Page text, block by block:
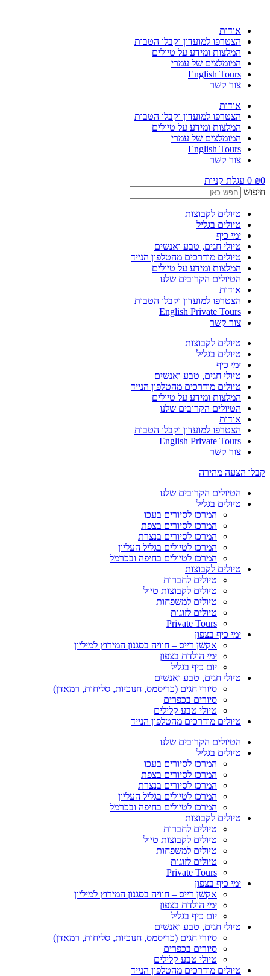
אודות
הצטרפו למועדון וקבלו הטבות
המלצות ומידע על טיולים
המומלצים של עמרי
English Tours
צור קשר
אודות
הצטרפו למועדון וקבלו הטבות
המלצות ומידע על טיולים
המומלצים של עמרי
English Tours
צור קשר
₪
0 עגלת קניות
חיפוש
טיולים לקבוצות
טיולים בגליל
ימי כיף
טיולי חגים, טבע ואנשים
טיולים מודרכים מהטלפון הנייד
המלצות ומידע על טיולים
הטיולים הקרובים שלנו
אודות
הצטרפו למועדון וקבלו הטבות
English Private Tours
צור קשר
טיולים לקבוצות
טיולים בגליל
ימי כיף
טיולי חגים, טבע ואנשים
טיולים מודרכים מהטלפון הנייד
המלצות ומידע על טיולים
הטיולים הקרובים שלנו
אודות
הצטרפו למועדון וקבלו הטבות
English Private Tours
צור קשר
קבלו הצעה מהירה
הטיולים הקרובים שלנו
טיולים בגליל
המרכז לסיורים בעכו
המרכז לסיורים בצפת
המרכז לסיורים בנצרת
המרכז לטיולים בגליל העליון
המרכז לטיולים בחיפה ובכרמל
טיולים לקבוצות
טיולים לחברות
טיולים לקבוצות טיול
טיולים למשפחות
טיולים לזוגות
Private Tours
ימי כיף בצפון
אקשן רייס – חוויה בסגנון המירוץ למיליון
ימי הולדת בצפון
יום כיף בגליל
טיולי חגים, טבע ואנשים
סיורי חגים (כריסמס, חנוכיות, סליחות, רמאדן)
סיורים בכפרים
טיולי טבע קלילים
טיולים מודרכים מהטלפון הנייד
הטיולים הקרובים שלנו
טיולים בגליל
המרכז לסיורים בעכו
המרכז לסיורים בצפת
המרכז לסיורים בנצרת
המרכז לטיולים בגליל העליון
המרכז לטיולים בחיפה ובכרמל
טיולים לקבוצות
טיולים לחברות
טיולים לקבוצות טיול
טיולים למשפחות
טיולים לזוגות
Private Tours
ימי כיף בצפון
אקשן רייס – חוויה בסגנון המירוץ למיליון
ימי הולדת בצפון
יום כיף בגליל
טיולי חגים, טבע ואנשים
סיורי חגים (כריסמס, חנוכיות, סליחות, רמאדן)
סיורים בכפרים
טיולי טבע קלילים
טיולים מודרכים מהטלפון הנייד